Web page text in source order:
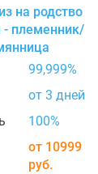
на родство
- племенник/
99,999%
от 3 дней
100%
от 10999
руб.